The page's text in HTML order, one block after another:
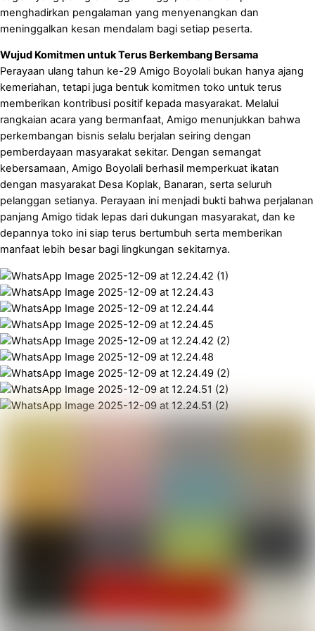
menghadirkan pengalaman yang menyenangkan dan
meninggalkan kesan mendalam bagi setiap peserta.
Wujud Komitmen untuk Terus Berkembang Bersama
Perayaan ulang tahun ke-29 Amigo Boyolali bukan hanya ajang
kemeriahan, tetapi juga bentuk komitmen toko untuk terus
memberikan kontribusi positif kepada masyarakat. Melalui
rangkaian acara yang bermanfaat, Amigo menunjukkan bahwa
perkembangan bisnis selalu berjalan seiring dengan
pemberdayaan masyarakat sekitar. Dengan semangat
kebersamaan, Amigo Boyolali berhasil memperkuat ikatan
dengan masyarakat Desa Koplak, Banaran, serta seluruh
pelanggan setianya. Perayaan ini menjadi bukti bahwa perjalanan
panjang Amigo tidak lepas dari dukungan masyarakat, dan ke
depannya toko ini siap terus bertumbuh serta memberikan
manfaat lebih besar bagi lingkungan sekitarnya.